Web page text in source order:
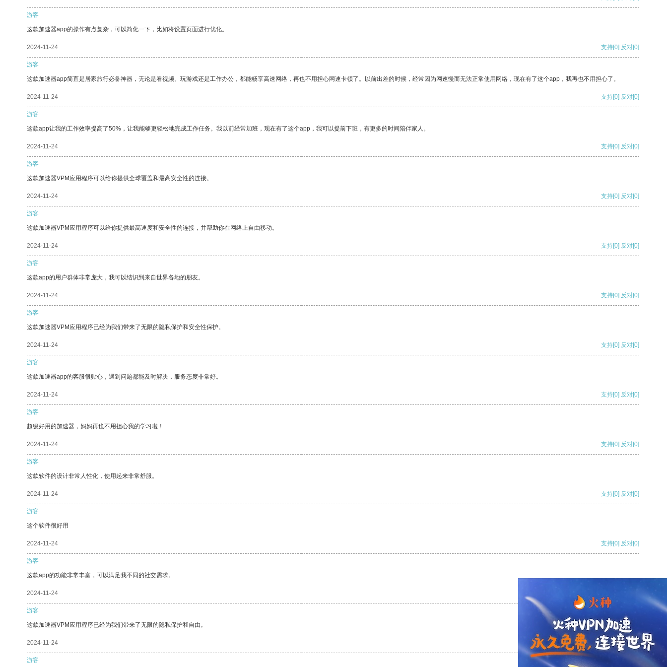
游客
这款加速器app的操作有点复杂，可以简化一下，比如将设置页面进行优化。
2024-11-24 支持[0] 反对[0]
游客
这款加速器app简直是居家旅行必备神器，无论是看视频、玩游戏还是工作办公，都能畅享高速网络，再也不用担心网速卡顿了。以前出差的时候，经常因为网速慢而无法正常使用网络，现在有了这个app，我再也不用担心了。
2024-11-24 支持[0] 反对[0]
游客
这款app让我的工作效率提高了50%，让我能够更轻松地完成工作任务。我以前经常加班，现在有了这个app，我可以提前下班，有更多的时间陪伴家人。
2024-11-24 支持[0] 反对[0]
游客
这款加速器VPM应用程序可以给你提供全球覆盖和最高安全性的连接。
2024-11-24 支持[0] 反对[0]
游客
这款加速器VPM应用程序可以给你提供最高速度和安全性的连接，并帮助你在网络上自由移动。
2024-11-24 支持[0] 反对[0]
游客
这款app的用户群体非常庞大，我可以结识到来自世界各地的朋友。
2024-11-24 支持[0] 反对[0]
游客
这款加速器VPM应用程序已经为我们带来了无限的隐私保护和安全性保护。
2024-11-24 支持[0] 反对[0]
游客
这款加速器app的客服很贴心，遇到问题都能及时解决，服务态度非常好。
2024-11-24 支持[0] 反对[0]
游客
超级好用的加速器，妈妈再也不用担心我的学习啦！
2024-11-24 支持[0] 反对[0]
游客
这款软件的设计非常人性化，使用起来非常舒服。
2024-11-24 支持[0] 反对[0]
游客
这个软件很好用
2024-11-24 支持[0] 反对[0]
游客
这款app的功能非常丰富，可以满足我不同的社交需求。
2024-11-24
游客
这款加速器VPM应用程序已经为我们带来了无限的隐私保护和自由。
2024-11-24 支持 [0] 反对[0]
游客